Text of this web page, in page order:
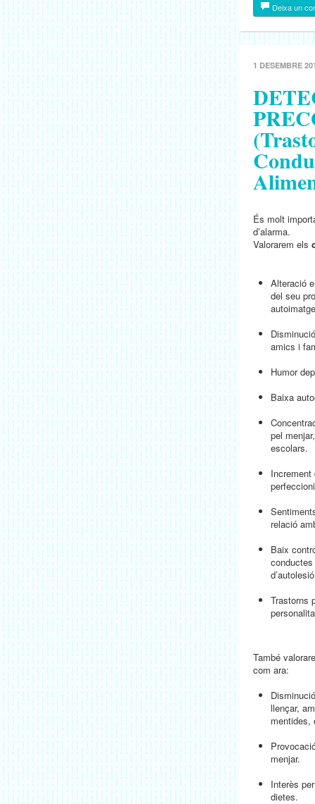
Deixa un
1 DESEMBRE
És molt
d’alarma.
Valorarem els
Alteració
del seu
amics i
Humor
Baixa
pel
escolars.
relació
Baix
Trastorns
També
com ara:
llençar,
mentides,
menjar.
Interès
dietes.